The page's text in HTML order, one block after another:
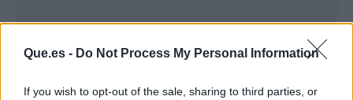
Que.es - Do Not Process My Personal Information
If you wish to opt-out of the sale, sharing to third parties, or